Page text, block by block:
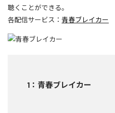
聴くことができる。
各配信サービス： 青春ブレイカー
1 ： 青春ブレイカー